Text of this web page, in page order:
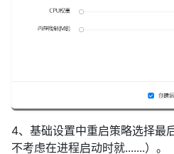
4、基础设置中重启策略选择最
不考虑在进程启动时就.......）。